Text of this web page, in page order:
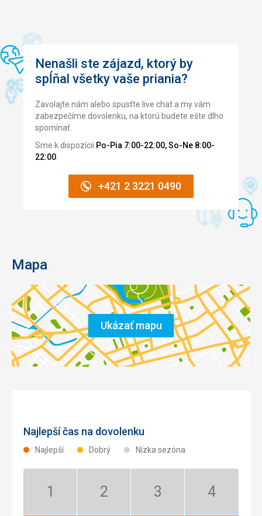
Nenašli ste zájazd, ktorý by
spĺňal všetky vaše priania?
Zavolajte nám alebo spusťte live chat a my vám
zabezpečíme dovolenku, na ktorú budete ešte dlho
spomínať.
Sme k dispozícii Po-Pia 7:00-22:00, So-Ne 8:00-
22:00
+421 2 3221 0490
Mapa
Ukázať mapu
Najlepší čas na dovolenku
Najlepší Dobrý Nízka sezóna
Január:
Február:
Marec:
Apríl: